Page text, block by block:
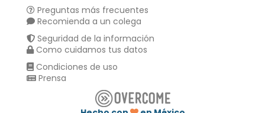
Preguntas más frecuentes
Recomienda a un colega
Seguridad de la información
Como cuidamos tus datos
Condiciones de uso
Prensa